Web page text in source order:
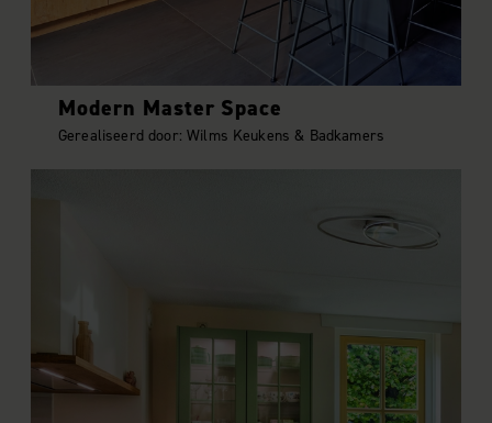
Modern Master Space
Gerealiseerd door: Wilms Keukens & Badkamers